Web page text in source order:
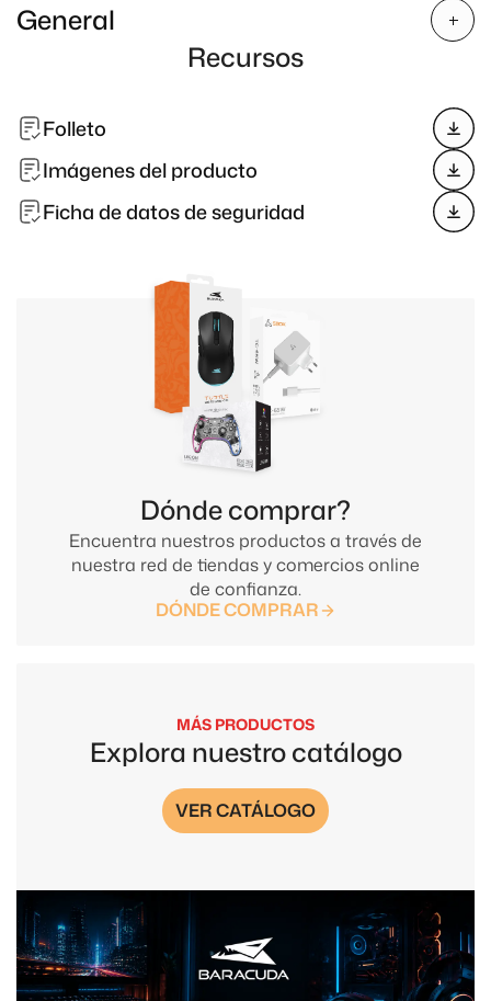
General
Recursos
Folleto
Imágenes del producto
Ficha de datos de seguridad
Encuentra nuestros productos a través de
nuestra red de tiendas y comercios online
de confianza.
Dónde comprar?
DÓNDE COMPRAR
MÁS PRODUCTOS
Explora nuestro catálogo
VER CATÁLOGO